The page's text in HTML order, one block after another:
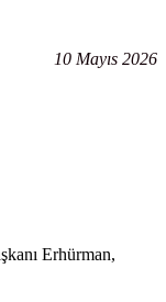
10 Mayıs 2026
Erhürman,